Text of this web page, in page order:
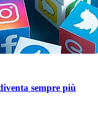
sempre più